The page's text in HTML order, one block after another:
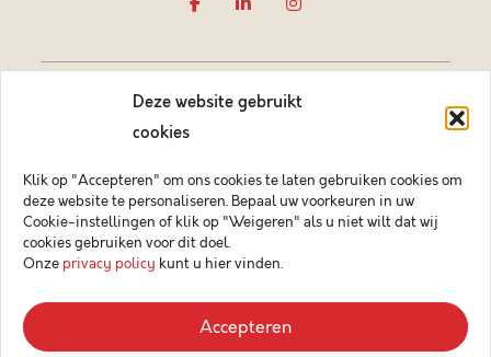
Deze website gebruikt
cookies
Klik op "Accepteren" om ons cookies te laten gebruiken cookies om
deze website te personaliseren. Bepaal uw voorkeuren in uw
Cookie-instellingen of klik op "Weigeren" als u niet wilt dat wij
cookies gebruiken voor dit doel.
Onze privacy policy kunt u hier vinden.
Accepteren
Vastgoedmakelaar-bemiddelaar BIV België BIV 505084
Ondernemingsnummer BTW-BE 0878.744.081 BA &
borgstelling via NV AXA Belgium (polisnr. 730.390.160)
© 2026 Key Immo
Disclaimer